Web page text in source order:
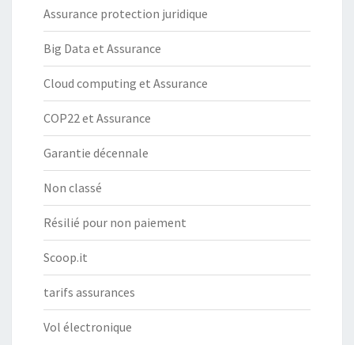
Assurance protection juridique
Big Data et Assurance
Cloud computing et Assurance
COP22 et Assurance
Garantie décennale
Non classé
Résilié pour non paiement
Scoop.it
tarifs assurances
Vol électronique